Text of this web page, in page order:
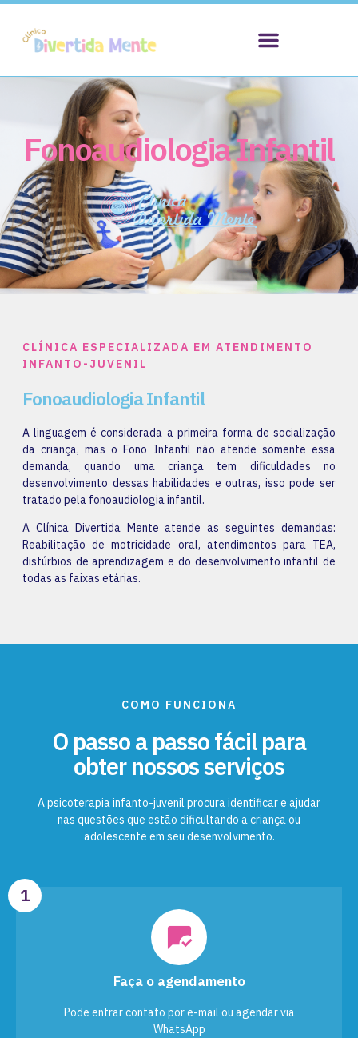
Fonoaudiologia Infantil
CLÍNICA ESPECIALIZADA EM ATENDIMENTO
INFANTO-JUVENIL
Fonoaudiologia Infantil
A linguagem é considerada a primeira forma de socialização
da criança, mas o Fono Infantil não atende somente essa
demanda, quando uma criança tem dificuldades no
desenvolvimento dessas habilidades e outras, isso pode ser
tratado pela fonoaudiologia infantil.
A Clínica Divertida Mente atende as seguintes demandas:
Reabilitação de motricidade oral, atendimentos para TEA,
distúrbios de aprendizagem e do desenvolvimento infantil de
todas as faixas etárias.
COMO FUNCIONA
O passo a passo fácil para
obter nossos serviços
A psicoterapia infanto-juvenil procura identificar e ajudar
nas questões que estão dificultando a criança ou
adolescente em seu desenvolvimento.
Faça o agendamento
Pode entrar contato por e-mail ou agendar via
WhatsApp
1